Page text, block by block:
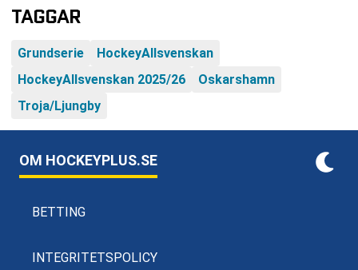
TAGGAR
Grundserie
HockeyAllsvenskan
HockeyAllsvenskan 2025/26
Oskarshamn
Troja/Ljungby
OM HOCKEYPLUS.SE
BETTING
INTEGRITETSPOLICY